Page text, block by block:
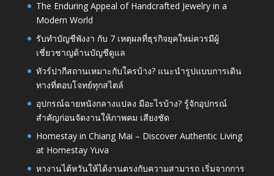
The Enduring Appeal of Handcrafted Jewelry in a
Modern World
รับทำบัญชีพังงา กับ 7 เหตุผลที่ธุรกิจยุคใหม่ควรมีผู้
เชี่ยวชาญด้านบัญชีดูแล
ทัวร์ปากีสถานเหมาะกับใครบ้าง? แนะนำรูปแบบการเดิน
ทางที่ตอบโจทย์ทุกสไตล์
อุปกรณ์ฉายหนังกลางแปลง มีอะไรบ้าง? รู้จักอุปกรณ์
สำคัญก่อนจัดงานให้ภาพคม เสียงชัด
Homestay in Chiang Mai – Discover Authentic Living
at Homestay Yuva
หางานไต้หวันให้ได้งานตรงกับความสามารถ เริ่มจากการ